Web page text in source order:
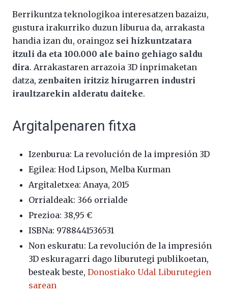
Berrikuntza teknologikoa interesatzen bazaizu,
gustura irakurriko duzun liburua da, arrakasta
handia izan du, oraingoz sei hizkuntzatara
itzuli da eta 100.000 ale baino gehiago saldu
dira. Arrakastaren arrazoia 3D inprimaketan
datza, zenbaiten iritziz hirugarren industri
iraultzarekin alderatu daiteke.
Argitalpenaren fitxa
Izenburua: La revolución de la impresión 3D
Egilea: Hod Lipson, Melba Kurman
Argitaletxea: Anaya, 2015
Orrialdeak: 366 orrialde
Prezioa: 38,95 €
ISBNa: 9788441536531
Non eskuratu: La revolución de la impresión
3D eskuragarri dago liburutegi publikoetan,
besteak beste, Donostiako Udal Liburutegien
sarean